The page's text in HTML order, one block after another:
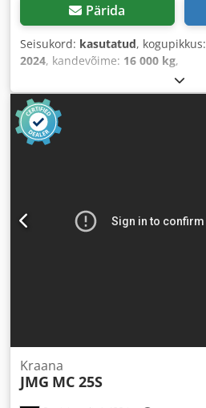
Pärida
Seisukord: kasutatud, kogupikkus:
2024, kandevõime: 16 000 kg,
Kraana
JMG MC 25S